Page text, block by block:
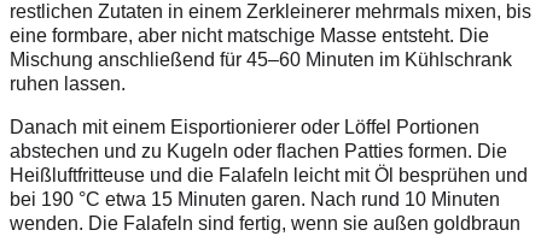
restlichen Zutaten in einem Zerkleinerer mehrmals mixen, bis
eine formbare, aber nicht matschige Masse entsteht. Die
Mischung anschließend für 45–60 Minuten im Kühlschrank
ruhen lassen.
Danach mit einem Eisportionierer oder Löffel Portionen
abstechen und zu Kugeln oder flachen Patties formen. Die
Heißluftfritteuse und die Falafeln leicht mit Öl besprühen und
bei 190 °C etwa 15 Minuten garen. Nach rund 10 Minuten
wenden. Die Falafeln sind fertig, wenn sie außen goldbraun